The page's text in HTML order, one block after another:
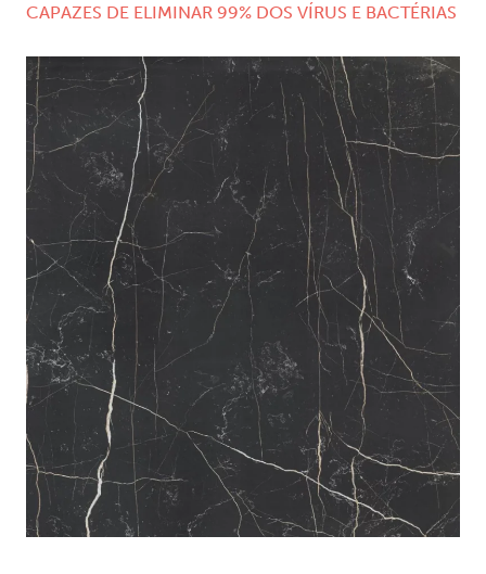
CAPAZES DE ELIMINAR 99% DOS VÍRUS E BACTÉRIAS